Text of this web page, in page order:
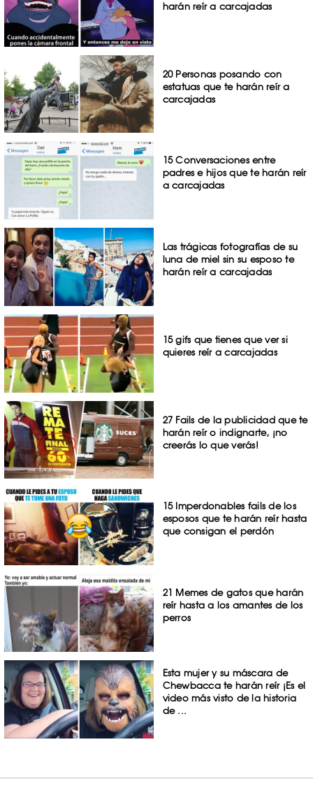
harán reír a carcajadas
20 Personas posando con
estatuas que te harán reír a
carcajadas
15 Conversaciones entre
padres e hijos que te harán reír
a carcajadas
Las trágicas fotografías de su
luna de miel sin su esposo te
harán reír a carcajadas
15 gifs que tienes que ver si
quieres reír a carcajadas
27 Fails de la publicidad que te
harán reír o indignarte, ¡no
creerás lo que verás!
15 Imperdonables fails de los
esposos que te harán reír hasta
que consigan el perdón
21 Memes de gatos que harán
reír hasta a los amantes de los
perros
Esta mujer y su máscara de
Chewbacca te harán reír ¡Es el
video más visto de la historia
de ...